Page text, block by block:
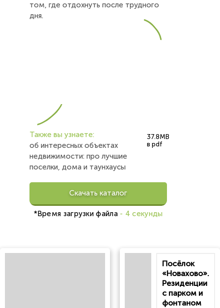
том, где отдохнуть после трудного
дня.
37.8MB
в pdf
Также вы узнаете:
об интересных объектах
недвижимости: про лучшие
поселки, дома и таунхаусы
Скачать каталог
*Время загрузки файла- 4 секунды
Посёлок
«Новахово».
Резиденции
с парком и
фонтаном